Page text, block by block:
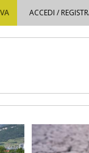
ACCEDI /